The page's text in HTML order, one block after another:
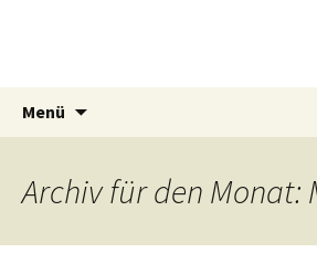
Menü
Archiv für den Monat: